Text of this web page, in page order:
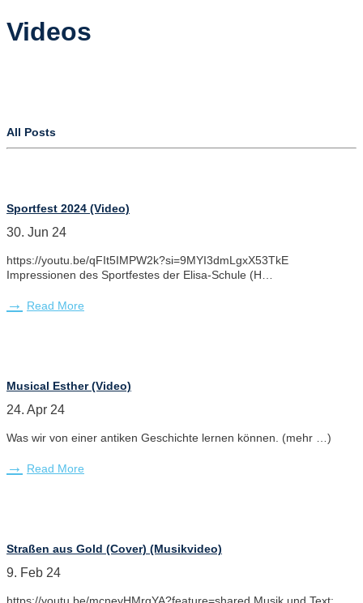
Videos
All Posts
Sportfest 2024 (Video)
30. Jun 24
https://youtu.be/qFIt5IMPW2k?si=9MYI3dmLgxX53TkE
Impressionen des Sportfestes der Elisa-Schule (H…
Read More
Musical Esther (Video)
24. Apr 24
Was wir von einer antiken Geschichte lernen können. (mehr …)
Read More
Straßen aus Gold (Cover) (Musikvideo)
9. Feb 24